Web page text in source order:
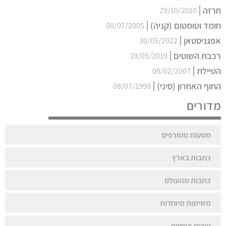
חרזה 29/10/2010
חומד וטומטום (קניה) 08/07/2005
אפגניסטאן 30/05/2022
רכבת השוטים 19/05/2019
הטיילת 09/02/2007
החוף האחרון (סיני) 08/07/1998
מדורים
מסעות מטורפים
כתבות בארץ
כתבות מהעולם
משימות מיוחדות